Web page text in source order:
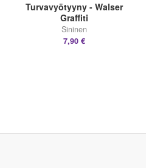
Turvavyötyyny - Walser
Graffiti
Sininen
7,90 €